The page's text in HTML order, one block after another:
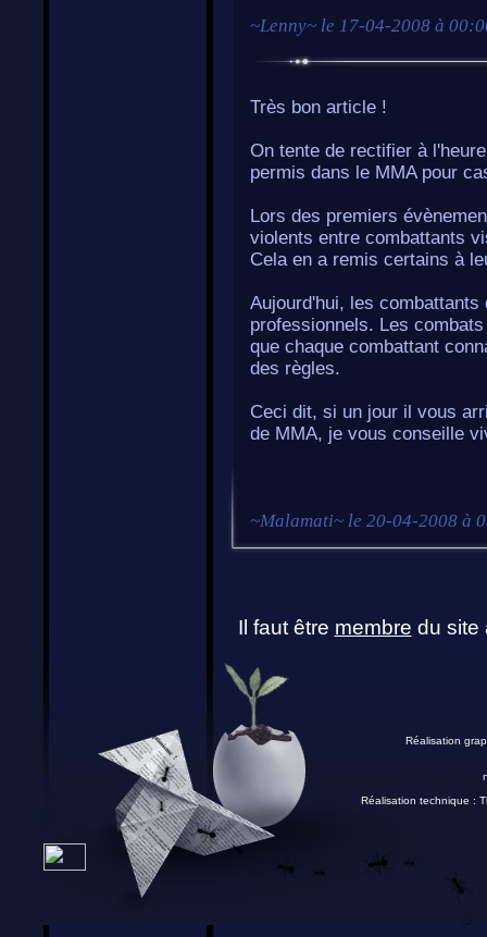
~Lenny~ le 17-04-2008 à
Très bon article !
On tente de rectifier à
permis dans le MMA pour
Lors des premiers
violents entre combattants
Cela en a remis certains à
Aujourd'hui, les
professionnels. Les
que chaque combattant
des règles.
Ceci dit, si un jour il vous
de MMA, je vous conseille
~Malamati~ le 20-04-2008 à
Il faut être membre du site
Réalisation
Réalisation technique :